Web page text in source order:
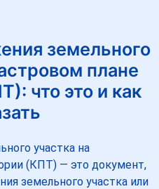
земельного
плане
что это и как
участка на
(КПТ) — это документ,
земельного участка или